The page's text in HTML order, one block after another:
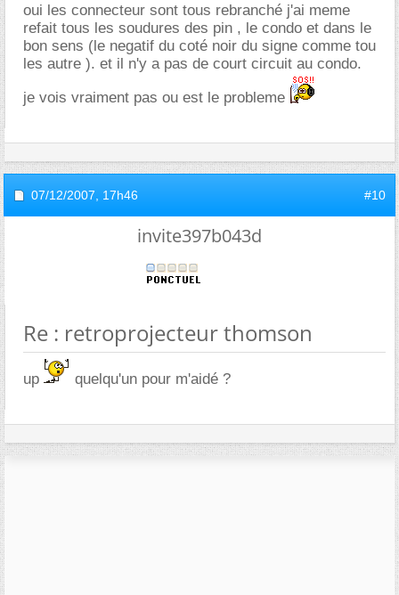
oui les connecteur sont tous rebranché j'ai meme
refait tous les soudures des pin , le condo et dans le
bon sens (le negatif du coté noir du signe comme tou
les autre ). et il n'y a pas de court circuit au condo.
je vois vraiment pas ou est le probleme
07/12/2007, 17h46 #10
invite397b043d
Re : retroprojecteur thomson
up quelqu'un pour m'aidé ?